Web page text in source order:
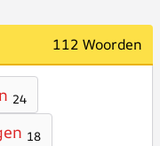
112 Woorden
24
18